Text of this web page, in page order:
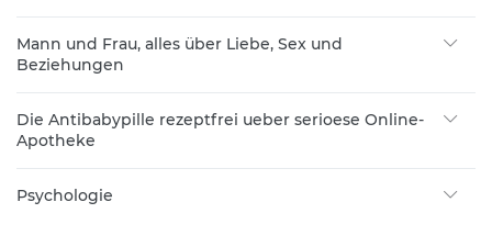
Mann und Frau, alles über Liebe, Sex und
Beziehungen
Die Antibabypille rezeptfrei ueber serioese Online-
Apotheke
Psychologie